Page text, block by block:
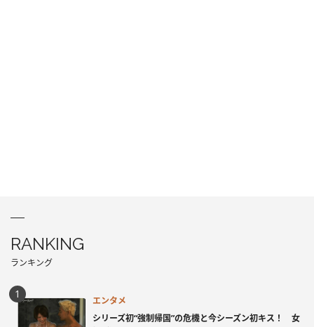
RANKING
ランキング
エンタメ
シリーズ初“強制帰国”の危機と今シーズン初キス！ 女